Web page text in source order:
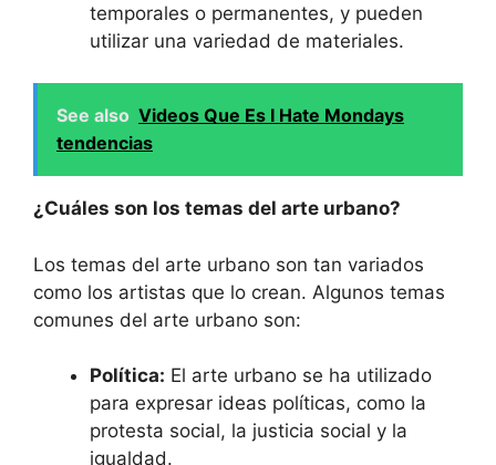
temporales o permanentes, y pueden
utilizar una variedad de materiales.
See also Videos Que Es I Hate Mondays
tendencias
¿Cuáles son los temas del arte urbano?
Los temas del arte urbano son tan variados
como los artistas que lo crean. Algunos temas
comunes del arte urbano son:
Política: El arte urbano se ha utilizado
para expresar ideas políticas, como la
protesta social, la justicia social y la
igualdad.